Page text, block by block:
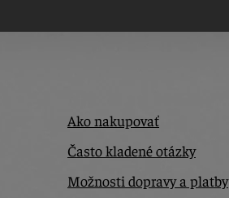
Ako nakupovať
Často kladené otázky
Možnosti dopravy a platby